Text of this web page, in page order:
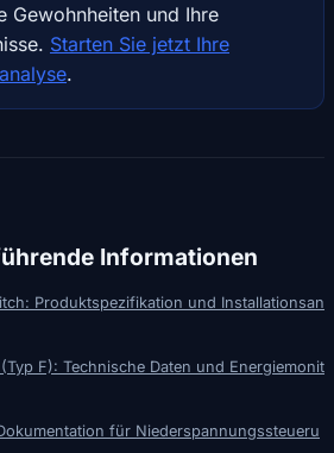
Gewohnheiten und Ihre
Starten Sie jetzt Ihre
.
Informationen
Produktspezifikation und Installationsan
F): Technische Daten und Energiemonit
für Niederspannungssteueru